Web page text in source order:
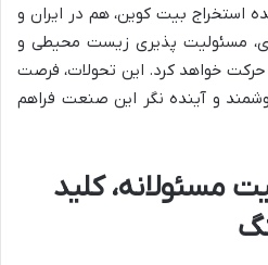
استخراج بیت کوین، هم در ایران و
مسئولیت پذیری زیست محیطی و
حرکت خواهد کرد. این تحولات، فرصت
و آینده نگر این صنعت فراهم
مسئولانه، کلید